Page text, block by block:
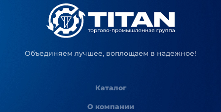
Объединяем лучшее, воплощаем в надежное!
Каталог
О компании